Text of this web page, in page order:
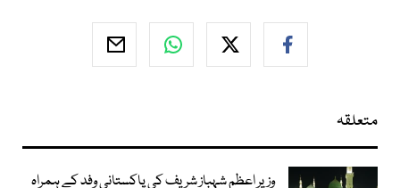
متعلقہ
وزیر اعظم شہباز شریف کی پاکستانی وفد کے ہمراہ